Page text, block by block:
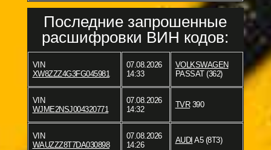
Последние запрошенные
расшифровки ВИН кодов:
VIN
XW8ZZZ4G3FG045981
07.08.2026
14:33
VOLKSWAGEN
PASSAT (362)
VIN
WJME2NSJ004320771
07.08.2026
14:32
TVR390
VIN
WAUZZZ8T7DA030898
07.08.2026
14:26
AUDI A5 (8T3)